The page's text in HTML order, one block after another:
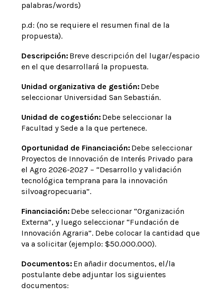
palabras/words)
p.d: (no se requiere el resumen final de la
propuesta).
Descripción: Breve descripción del lugar/espacio
en el que desarrollará la propuesta.
Unidad organizativa de gestión: Debe
seleccionar Universidad San Sebastián.
Unidad de cogestión: Debe seleccionar la
Facultad y Sede a la que pertenece.
Oportunidad de Financiación: Debe seleccionar
Proyectos de Innovación de Interés Privado para
el Agro 2026-2027 – “Desarrollo y validación
tecnológica temprana para la innovación
silvoagropecuaria”.
Financiación: Debe seleccionar “Organización
Externa”, y luego seleccionar “Fundación de
Innovación Agraria”. Debe colocar la cantidad que
va a solicitar (ejemplo: $50.000.000).
Documentos: En añadir documentos, el/la
postulante debe adjuntar los siguientes
documentos: